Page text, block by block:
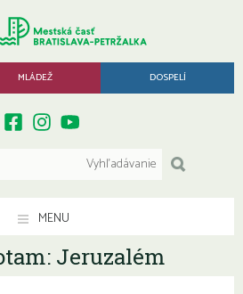
MLÁDEŽ DOSPELÍ
MENU
Jeruzalém